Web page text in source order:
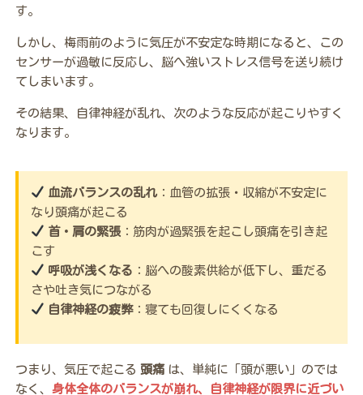
す。
しかし、梅雨前のように気圧が不安定な時期になると、この
センサーが過敏に反応し、脳へ強いストレス信号を送り続け
てしまいます。
その結果、自律神経が乱れ、次のような反応が起こりやすく
なります。
血流バランスの乱れ ：血管の拡張・収縮が不安定に
なり頭痛が起こる
首・肩の緊張 ：筋肉が過緊張を起こし頭痛を引き起
こす
呼吸が浅くなる ：脳への酸素供給が低下し、重だる
さや吐き気につながる
自律神経の疲弊：寝ても回復しにくくなる
つまり、気圧で起こる 頭痛 は、単純に「頭が悪い」のでは
なく、 身体全体のバランスが崩れ、自律神経が限界に近づい